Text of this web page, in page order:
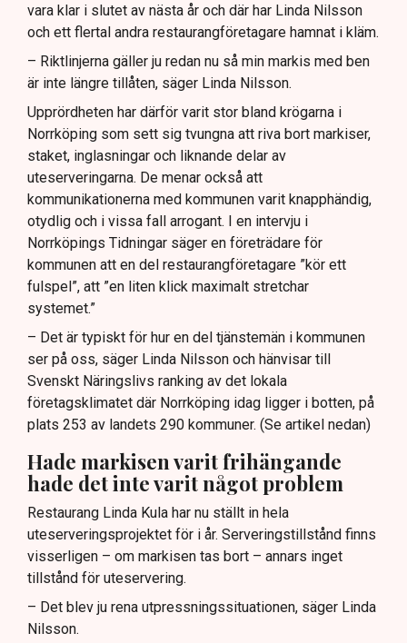
vara klar i slutet av nästa år och där har Linda Nilsson
och ett flertal andra restaurangföretagare hamnat i kläm.
– Riktlinjerna gäller ju redan nu så min markis med ben
är inte längre tillåten, säger Linda Nilsson.
Upprördheten har därför varit stor bland krögarna i
Norrköping som sett sig tvungna att riva bort markiser,
staket, inglasningar och liknande delar av
uteserveringarna. De menar också att
kommunikationerna med kommunen varit knapphändig,
otydlig och i vissa fall arrogant. I en intervju i
Norrköpings Tidningar säger en företrädare för
kommunen att en del restaurangföretagare ”kör ett
fulspel”, att ”en liten klick maximalt stretchar
systemet.”
– Det är typiskt för hur en del tjänstemän i kommunen
ser på oss, säger Linda Nilsson och hänvisar till
Svenskt Näringslivs ranking av det lokala
företagsklimatet där Norrköping idag ligger i botten, på
plats 253 av landets 290 kommuner. (Se artikel nedan)
Hade markisen varit frihängande
hade det inte varit något problem
Restaurang Linda Kula har nu ställt in hela
uteserveringsprojektet för i år. Serveringstillstånd finns
visserligen – om markisen tas bort – annars inget
tillstånd för uteservering.
– Det blev ju rena utpressningssituationen, säger Linda
Nilsson.